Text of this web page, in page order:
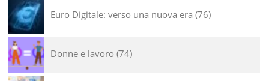
Euro Digitale: verso una nuova era 76
Donne e lavoro 74